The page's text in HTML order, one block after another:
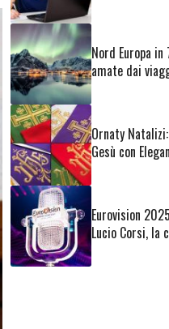
Nord Europa
amate dai
Ornaty
Gesù con
Eurovision
Lucio Corsi, la